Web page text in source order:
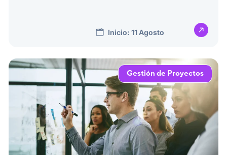
Inicio: 11 Agosto
Gestión de Proyectos